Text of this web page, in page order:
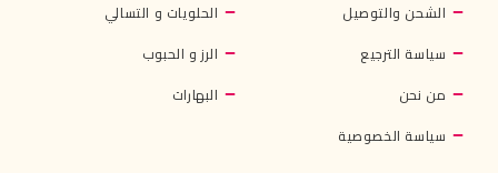
الشحن والتوصيل
سياسة الترجيع
من نحن
سياسة الخصوصية
الحلويات و التسالي
الرز و الحبوب
البهارات